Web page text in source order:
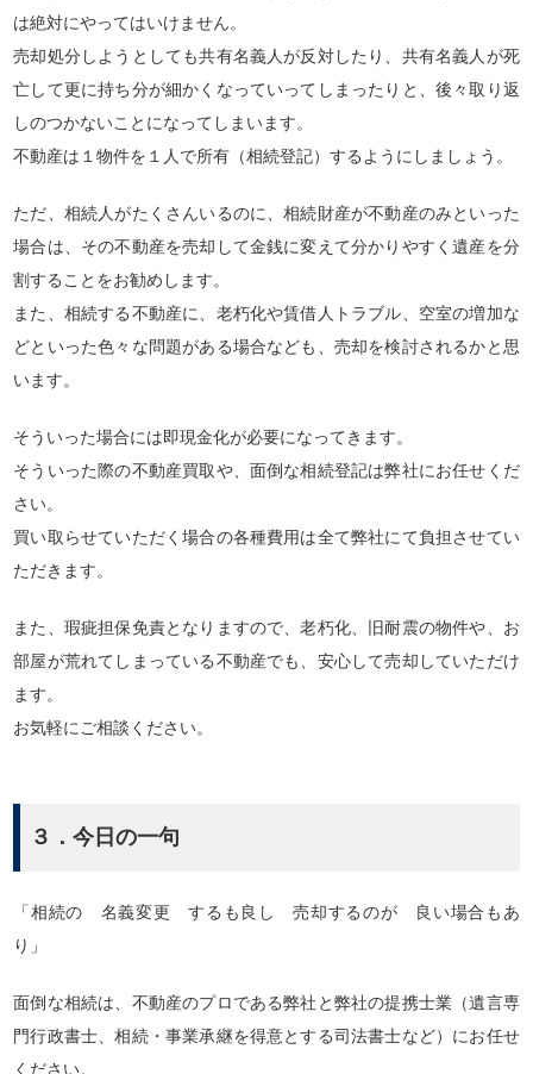
は絶対にやってはいけません。
売却処分しようとしても共有名義人が反対したり、共有名義人が死
亡して更に持ち分が細かくなっていってしまったりと、後々取り返
しのつかないことになってしまいます。
不動産は１物件を１人で所有（相続登記）するようにしましょう。
ただ、相続人がたくさんいるのに、相続財産が不動産のみといった
場合は、その不動産を売却して金銭に変えて分かりやすく遺産を分
割することをお勧めします。
また、相続する不動産に、老朽化や賃借人トラブル、空室の増加な
どといった色々な問題がある場合なども、売却を検討されるかと思
います。
そういった場合には即現金化が必要になってきます。
そういった際の不動産買取や、面倒な相続登記は弊社にお任せくだ
さい。
買い取らせていただく場合の各種費用は全て弊社にて負担させてい
ただきます。
また、瑕疵担保免責となりますので、老朽化、旧耐震の物件や、お
部屋が荒れてしまっている不動産でも、安心して売却していただけ
ます。
お気軽にご相談ください。
３．今日の一句
「相続の 名義変更 するも良し 売却するのが 良い場合もあ
り」
面倒な相続は、不動産のプロである弊社と弊社の提携士業（遺言専
門行政書士、相続・事業承継を得意とする司法書士など）にお任せ
ください。